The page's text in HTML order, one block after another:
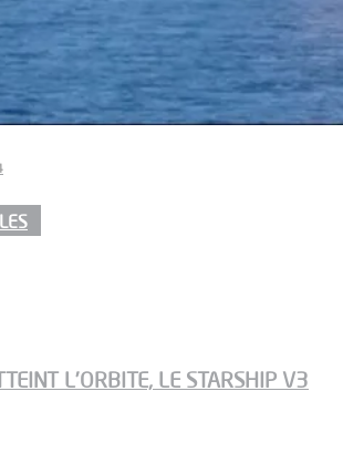
L’ORBITE, LE STARSHIP V3